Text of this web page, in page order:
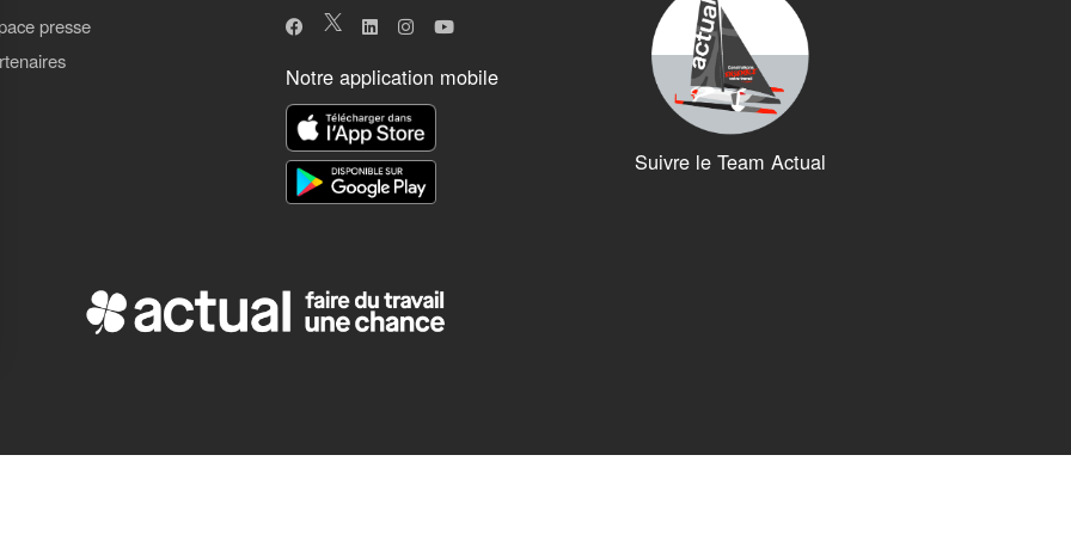
confidentialité, en garantissant la conformité avec les réglementations. Personnalisez vos préférences pour contrôler la manière dont
presse
Notre application mobile
Suivre le Team Actual